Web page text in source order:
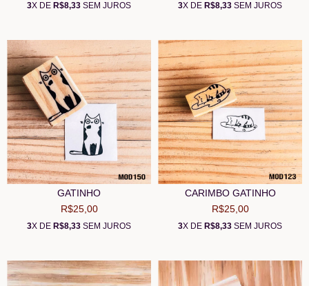
3X DE R$8,33 SEM JUROS 3X DE R$8,33 SEM JUROS
GATINHO
R$25,00
3X DE R$8,33 SEM JUROS
CARIMBO GATINHO
R$25,00
3X DE R$8,33 SEM JUROS